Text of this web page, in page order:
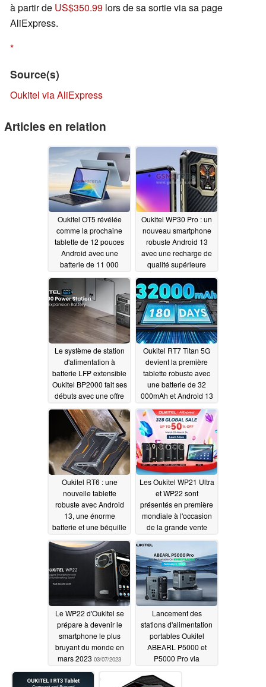
à partir de US$350.99 lors de sa sortie via sa page
AliExpress.
Source(s)
Oukitel via AliExpress
Articles en relation
Oukitel OT5 révélée
comme la prochaine
tablette de 12 pouces
Android avec une
batterie de 11 000
mAh, un stylet et un
étui clavier
10/25/2023
Oukitel WP30 Pro : un
nouveau smartphone
robuste Android 13
avec une recharge de
qualité supérieure
10/16/2023
Le système de station
d'alimentation à
batterie LFP extensible
Oukitel BP2000 fait ses
débuts avec une offre
de lancement limitée
dans le temps09/04/2023
Oukitel RT7 Titan 5G
devient la première
tablette robuste avec
une batterie de 32
000mAh et Android 13
08/03/2023
Oukitel RT6 : une
nouvelle tablette
robuste avec Android
13, une énorme
batterie et une béquille
amovible07/25/2023
Les Oukitel WP21 Ultra
et WP22 sont
présentés en première
mondiale à l'occasion
de la grande vente
AliExpress de la
marque
Le WP22 d'Oukitel se
prépare à devenir le
smartphone le plus
bruyant du monde en
mars 2023 03/07/2023
Lancement des
stations d'alimentation
portables Oukitel
ABEARL P5000 et
P5000 Pro via
02/07/2023